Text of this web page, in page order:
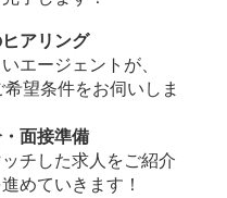
アリング
エージェントが、
望条件をお伺いしま
面接準備
チした求人をご紹介
めていきます！